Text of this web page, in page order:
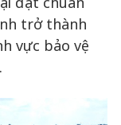
trở thành
vực bảo vệ